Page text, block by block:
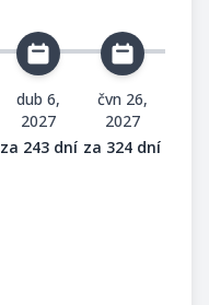
dub 6,
2027
za 243 dní
čvn 26,
2027
za 324 dní